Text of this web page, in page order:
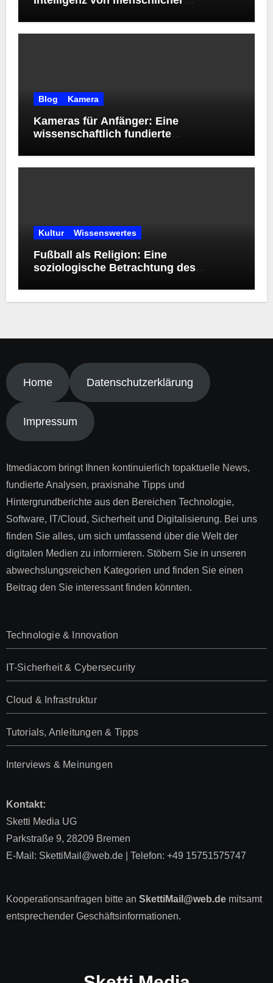
Blog Kamera
Kameras für Anfänger: Eine
wissenschaftlich fundierte
richtigen Einstiegsmodells
Kultur Wissenswertes
Fußball als Religion: Eine
soziologische Betrachtung des
Home Datenschutzerklärung
Impressum
Itmediacom bringt Ihnen kontinuierlich topaktuelle News,
fundierte Analysen, praxisnahe Tipps und
Hintergrundberichte aus den Bereichen Technologie,
Software, IT/Cloud, Sicherheit und Digitalisierung. Bei uns
finden Sie alles, um sich umfassend über die Welt der
digitalen Medien zu informieren. Stöbern Sie in unseren
abwechslungsreichen Kategorien und finden Sie einen
Beitrag den Sie interessant finden könnten.
Technologie & Innovation
IT-Sicherheit & Cybersecurity
Cloud & Infrastruktur
Tutorials, Anleitungen & Tipps
Interviews & Meinungen
Kontakt:
Sketti Media UG
Parkstraße 9, 28209 Bremen
E-Mail: SkettiMail@web.de | Telefon: +49 15751575747
Kooperationsanfragen bitte an SkettiMail@web.demitsamt
entsprechender Geschäftsinformationen.